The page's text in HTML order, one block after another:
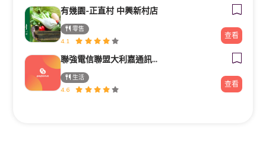
有幾園-正直村 中興新村店
零售
4.1
查看
聯強電信聯盟大利嘉通訊生活館
生活
4.6
查看